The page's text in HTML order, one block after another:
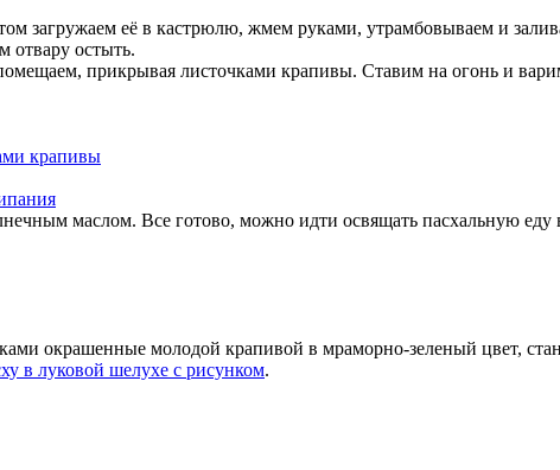
загружаем её в кастрюлю, жмем руками, утрамбовываем и
отвару остыть.
прикрывая листочками крапивы. Ставим на огонь и
маслом. Все готово, можно идти освящать пасхальную
окрашенные молодой крапивой в мраморно-зеленый цвет,
в луковой шелухе с рисунком.